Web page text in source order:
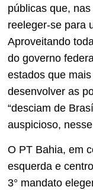
públicas que,
reeleger-se para
Aproveitando
do governo
estados que
desenvolver as
“desciam de
auspicioso,
O PT Bahia, em
esquerda e
3° mandato